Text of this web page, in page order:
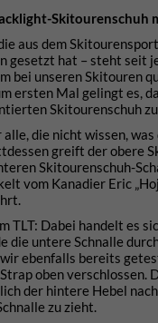
Skitourenschuh
aus dem
gesetzt hat – steht seit
bei unseren Skitouren
ersten Mal gelingt es,
Skitourenschuh
die nicht wissen,
greift der obere
Skitourenschuh-
vom Kanadier Eric
TLT: Dabei handelt es
die untere Schnalle
ebenfalls bereits
oben
der hintere Hebel
zu zieht.